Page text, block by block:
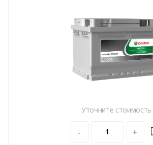
Уточните стоимость
- +